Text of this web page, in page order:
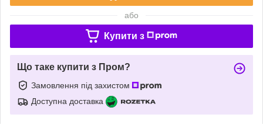
або
Купити з
Що таке купити з Пром?
Замовлення під захистом
Доступна доставка